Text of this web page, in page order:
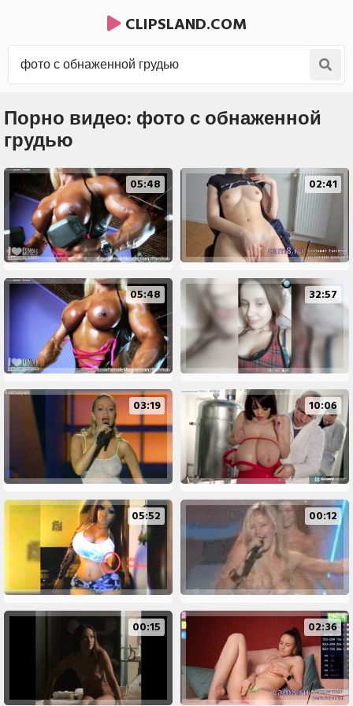
CLIPSLAND.COM
Порно видео: фото с обнаженной
грудью
05:48 02:41
05:48 32:57
03:19 10:06
05:52 00:12
00:15 02:36